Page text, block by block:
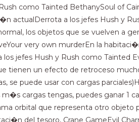
como Tainted BethanySoul of
actualDerrota a los jefes Hush y
los objetos que se vuelven a
very own murderEn la
jefes Hush y Rush como Tainted
tienen un efecto de retroceso
se puede usar con cargas
cargas tengas, puedes ganar 1
orbital que representa otro objeto
del tesoro, Crane GameEvil